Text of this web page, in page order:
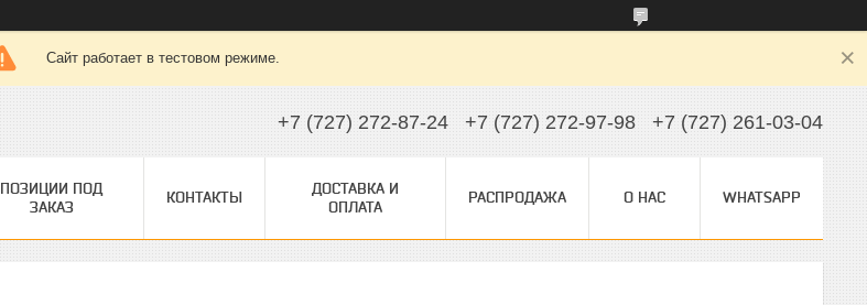
Сайт работает в тестовом режиме.
+7 (727) 272-87-24 +7 (727) 272-97-98 +7 (727) 261-03-04
ПОЗИЦИИ ПОД
ЗАКАЗ
КОНТАКТЫ
ДОСТАВКА И
ОПЛАТА
РАСПРОДАЖА О НАС WHATSAPP